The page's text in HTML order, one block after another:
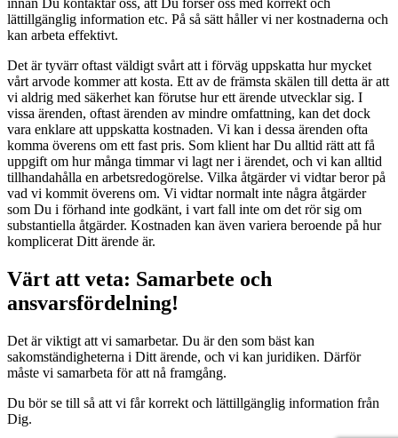
lättillgänglig information etc. På så sätt håller vi ner kostnaderna och
kan arbeta effektivt.
Det är tyvärr oftast väldigt svårt att i förväg uppskatta hur mycket
vårt arvode kommer att kosta. Ett av de främsta skälen till detta är att
vi aldrig med säkerhet kan förutse hur ett ärende utvecklar sig. I
vissa ärenden, oftast ärenden av mindre omfattning, kan det dock
vara enklare att uppskatta kostnaden. Vi kan i dessa ärenden ofta
komma överens om ett fast pris. Som klient har Du alltid rätt att få
uppgift om hur många timmar vi lagt ner i ärendet, och vi kan alltid
tillhandahålla en arbetsredogörelse. Vilka åtgärder vi vidtar beror på
vad vi kommit överens om. Vi vidtar normalt inte några åtgärder
som Du i förhand inte godkänt, i vart fall inte om det rör sig om
substantiella åtgärder. Kostnaden kan även variera beroende på hur
komplicerat Ditt ärende är.
Värt att veta: Samarbete och
ansvarsfördelning!
Det är viktigt att vi samarbetar. Du är den som bäst kan
sakomständigheterna i Ditt ärende, och vi kan juridiken. Därför
måste vi samarbeta för att nå framgång.
Du bör se till så att vi får korrekt och lättillgänglig information från
Dig.